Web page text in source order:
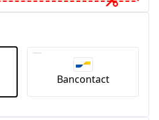
Bancontact